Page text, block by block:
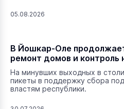
05.08.2026
В Йошкар-Оле
ремонт домов и
На минувших выходных в
пикеты в поддержку сбора
властям республики.